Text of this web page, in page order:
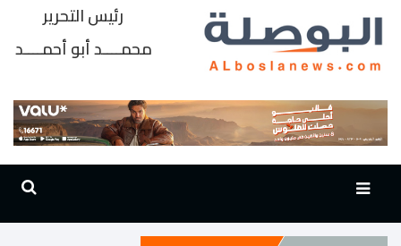
رئيس التحرير
محمــــد أبو أحمــــد